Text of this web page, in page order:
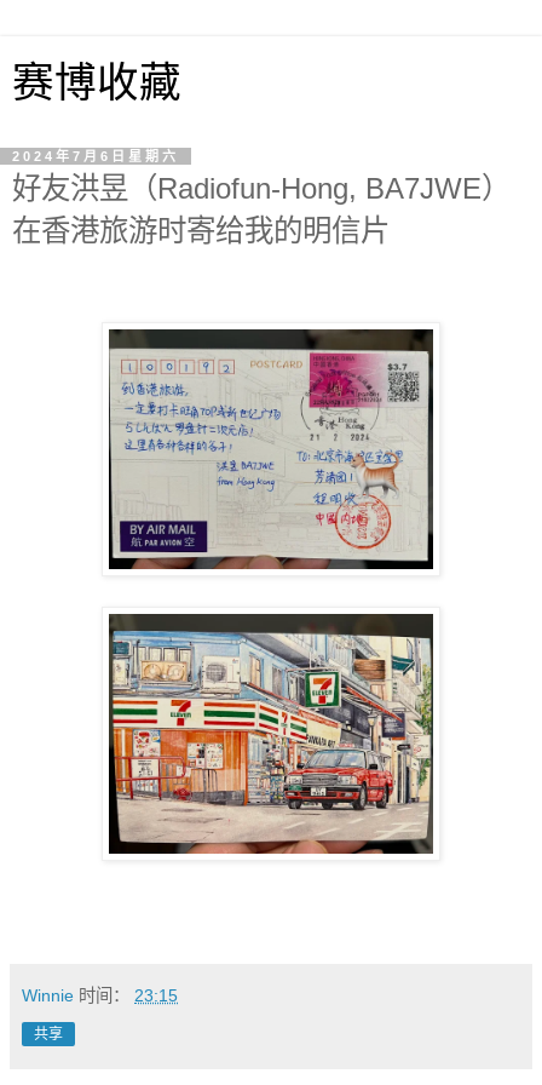
赛博收藏
2024年7月6日星期六
好友洪昱（Radiofun-Hong, BA7JWE）
在香港旅游时寄给我的明信片
Winnie 时间： 23:15
共享